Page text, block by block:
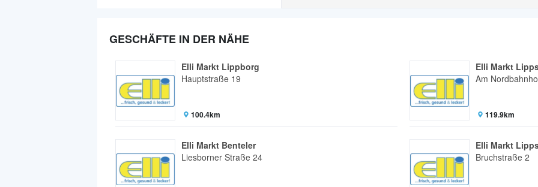
GESCHÄFTE IN DER NÄHE
Elli Markt Lippborg
Hauptstraße 19
100.4km
Elli Markt
Am
119.9km
Elli Markt Benteler
Liesborner Straße 24
Elli Markt
Bruchstraße 2